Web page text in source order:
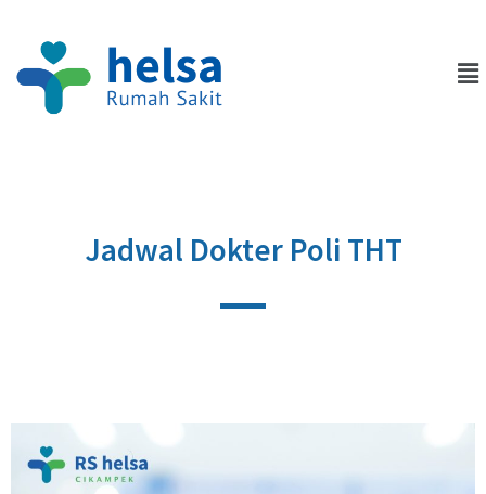
Jadwal Dokter Poli THT